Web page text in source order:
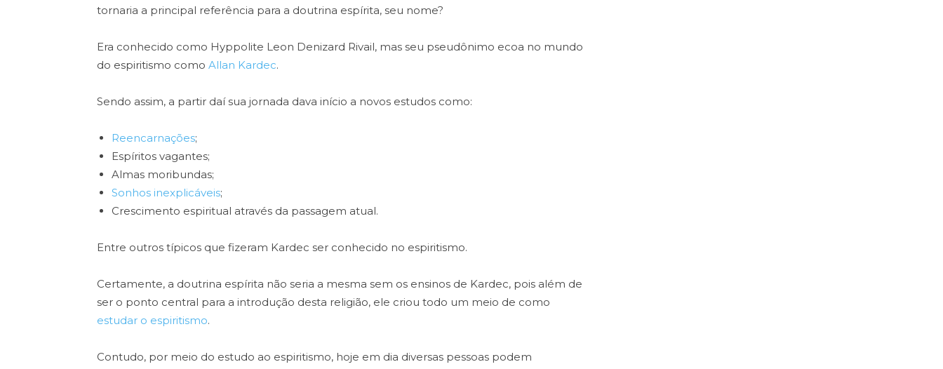
tornaria a principal referência para a doutrina espírita, seu nome?
Era conhecido como Hyppolite Leon Denizard Rivail, mas seu pseudônimo ecoa no mundo
do espiritismo como Allan Kardec.
Sendo assim, a partir daí sua jornada dava início a novos estudos como:
Reencarnações;
Espíritos vagantes;
Almas moribundas;
Sonhos inexplicáveis;
Crescimento espiritual através da passagem atual.
Entre outros típicos que fizeram Kardec ser conhecido no espiritismo.
Certamente, a doutrina espírita não seria a mesma sem os ensinos de Kardec, pois além de
ser o ponto central para a introdução desta religião, ele criou todo um meio de como
estudar o espiritismo.
Contudo, por meio do estudo ao espiritismo, hoje em dia diversas pessoas podem